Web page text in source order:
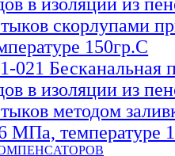
скорлупами
150гр.С
021 Бесканальная
в изоляции из
методом
МПа, температуре
HCATOPOB